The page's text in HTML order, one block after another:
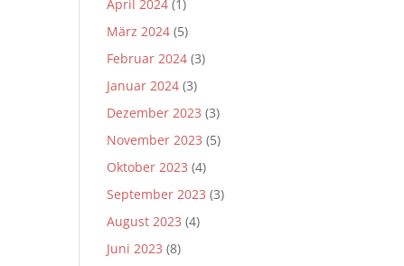
April 2024 (1)
März 2024 (5)
Februar 2024 (3)
Januar 2024 (3)
Dezember 2023 (3)
November 2023 (5)
Oktober 2023 (4)
September 2023 (3)
August 2023 (4)
Juni 2023 (8)